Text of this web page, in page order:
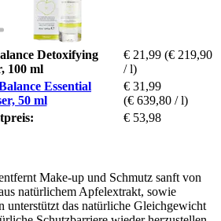
Detoxifying
100 ml
€ 21,99 (€ 219,90
/ l)
Essential
50 ml
€ 31,99
(€ 639,80 / l)
€ 53,98
Make-up und Schmutz sanft von
natürlichem Apfelextrakt, sowie
unterstützt das natürliche Gleichgewicht